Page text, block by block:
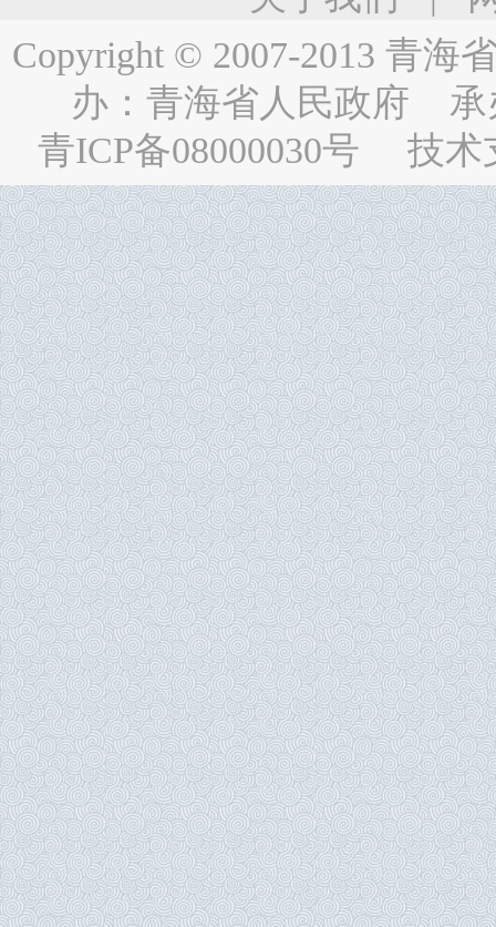
Copyright © 2007-2013 青海
办： 青海省人民政府 承
青ICP备08000030号 技术